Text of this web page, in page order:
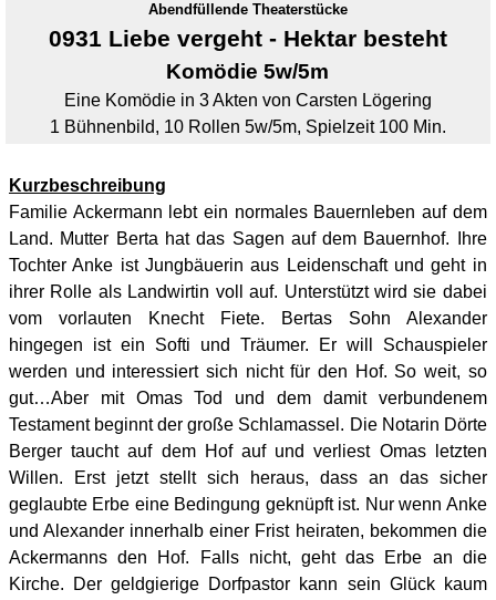
Abendfüllende Theaterstücke
0931 Liebe vergeht - Hektar besteht
Komödie 5w/5m
Eine Komödie in 3 Akten von Carsten Lögering
1 Bühnenbild, 10 Rollen 5w/5m, Spielzeit 100 Min.
Kurzbeschreibung
Familie Ackermann lebt ein normales Bauernleben auf dem
Land. Mutter Berta hat das Sagen auf dem Bauernhof. Ihre
Tochter Anke ist Jungbäuerin aus Leidenschaft und geht in
ihrer Rolle als Landwirtin voll auf. Unterstützt wird sie dabei
vom vorlauten Knecht Fiete. Bertas Sohn Alexander
hingegen ist ein Softi und Träumer. Er will Schauspieler
werden und interessiert sich nicht für den Hof. So weit, so
gut…Aber mit Omas Tod und dem damit verbundenem
Testament beginnt der große Schlamassel. Die Notarin Dörte
Berger taucht auf dem Hof auf und verliest Omas letzten
Willen. Erst jetzt stellt sich heraus, dass an das sicher
geglaubte Erbe eine Bedingung geknüpft ist. Nur wenn Anke
und Alexander innerhalb einer Frist heiraten, bekommen die
Ackermanns den Hof. Falls nicht, geht das Erbe an die
Kirche.
Der geldgierige Dorfpastor kann sein Glück kaum